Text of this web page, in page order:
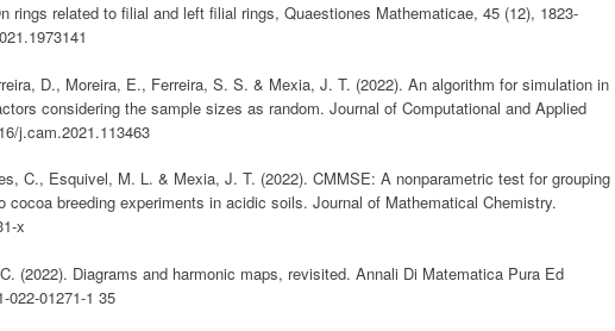
rings related to filial and left filial rings, Quaestiones Mathematicae, 45 (12), 1823-
D., Moreira, E., Ferreira, S. S. & Mexia, J. T. (2022). An algorithm for simulation in
considering the sample sizes as random. Journal of Computational and Applied
j.cam.2021.113463
C., Esquivel, M. L. & Mexia, J. T. (2022). CMMSE: A nonparametric test for grouping
cocoa breeding experiments in acidic soils. Journal of Mathematical Chemistry.
x
(2022). Diagrams and harmonic maps, revisited. Annali Di Matematica Pura Ed
022-01271-1 35